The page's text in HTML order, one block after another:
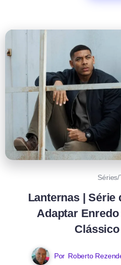
Séries/
Lanternas | Série
Adaptar
Por Roberto